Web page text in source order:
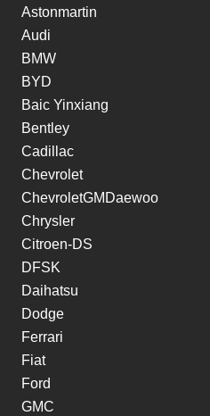
Astonmartin
Audi
BMW
BYD
Baic Yinxiang
Bentley
Cadillac
Chevrolet
ChevroletGMDaewoo
Chrysler
Citroen-DS
DFSK
Daihatsu
Dodge
Ferrari
Fiat
Ford
GMC